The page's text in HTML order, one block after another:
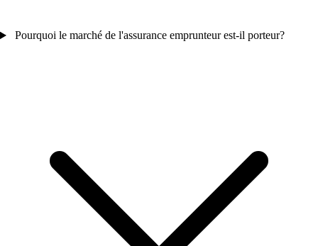
Pourquoi le marché de l'assurance emprunteur est-il porteur?